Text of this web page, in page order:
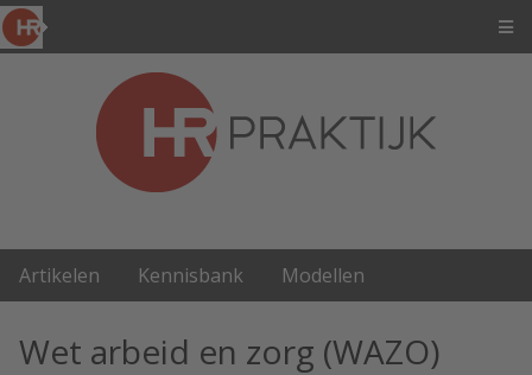
Artikelen Kennisbank Modellen
Wet arbeid en zorg (WAZO)